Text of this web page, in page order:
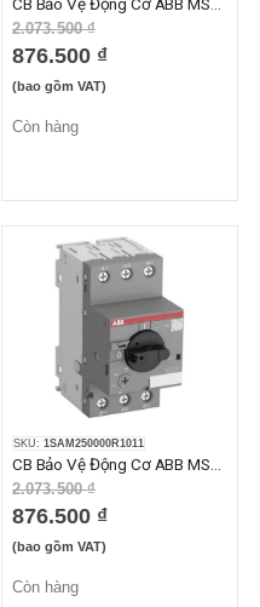
2.073.500 ₫
876.500 ₫
(bao gồm VAT)
Còn hàng
SKU: 1SAM250000R1011
2.073.500 ₫
876.500 ₫
(bao gồm VAT)
Còn hàng